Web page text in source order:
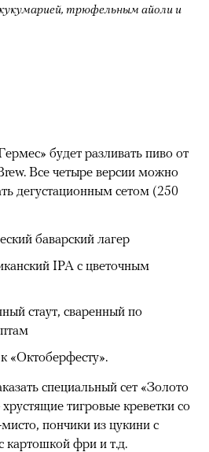
трюфельным айоли и
будет разливать пиво от
Все четыре версии можно
дегустационным сетом (250
баварский лагер
IPA с цветочным
стаут, сваренный по
«Октоберфесту».
специальный сет «Золото
тигровые креветки со
пончики из цукини с
картошкой фри и т.д.